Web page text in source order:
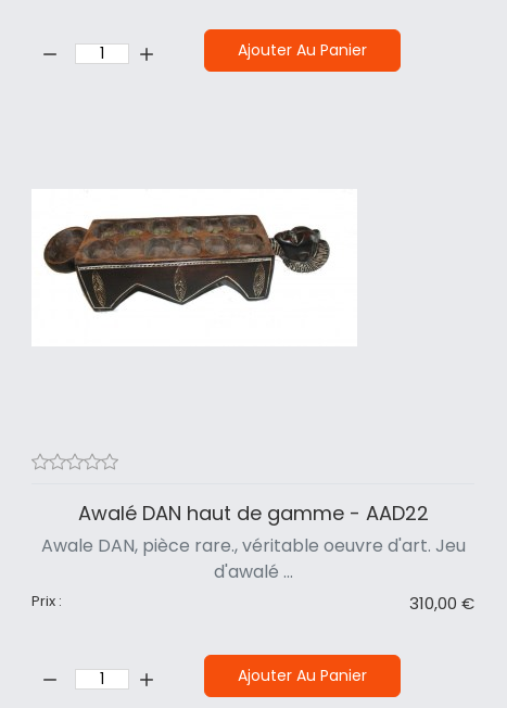
Quantité: Ajouter Au Panier
Awalé DAN haut de gamme - AAD22
Awale DAN, pièce rare., véritable oeuvre d'art. Jeu
d'awalé ...
Prix : 310,00 €
Quantité: Ajouter Au Panier